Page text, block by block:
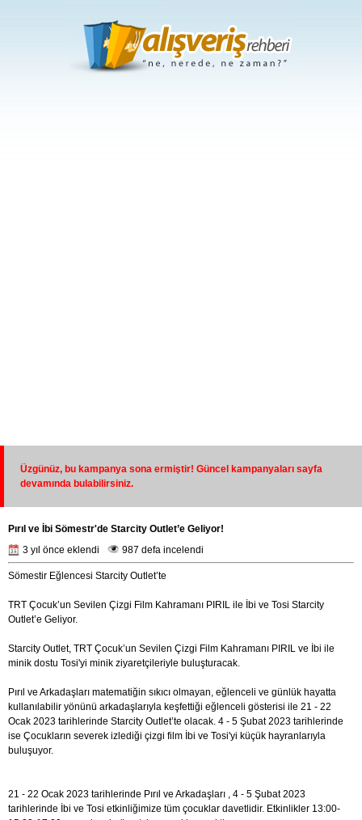
Üzgünüz, bu kampanya sona ermiştir! Güncel kampanyaları sayfa
devamında bulabilirsiniz.
​​​​​​​Pırıl ve İbi Sömestr'de Starcity Outlet’e Geliyor!
3 yıl önce eklendi
987 defa incelendi
Sömestir Eğlencesi Starcity Outlet’te
TRT Çocuk’un Sevilen Çizgi Film Kahramanı PIRIL ile İbi ve Tosi Starcity
Outlet’e Geliyor.
Starcity Outlet, TRT Çocuk’un Sevilen Çizgi Film Kahramanı PIRIL ve İbi ile
minik dostu Tosi'yi minik ziyaretçileriyle buluşturacak.
Pırıl ve Arkadaşları matematiğin sıkıcı olmayan, eğlenceli ve günlük hayatta
kullanılabilir yönünü arkadaşlarıyla keşfettiği eğlenceli gösterisi ile 21 - 22
Ocak 2023 tarihlerinde Starcity Outlet’te olacak. 4 - 5 Şubat 2023 tarihlerinde
ise Çocukların severek izlediği çizgi film İbi ve Tosi'yi küçük hayranlarıyla
buluşuyor.
21 - 22 Ocak 2023 tarihlerinde Pırıl ve Arkadaşları , 4 - 5 Şubat 2023
tarihlerinde İbi ve Tosi etkinliğimize tüm çocuklar davetlidir. Etkinlikler 13:00-